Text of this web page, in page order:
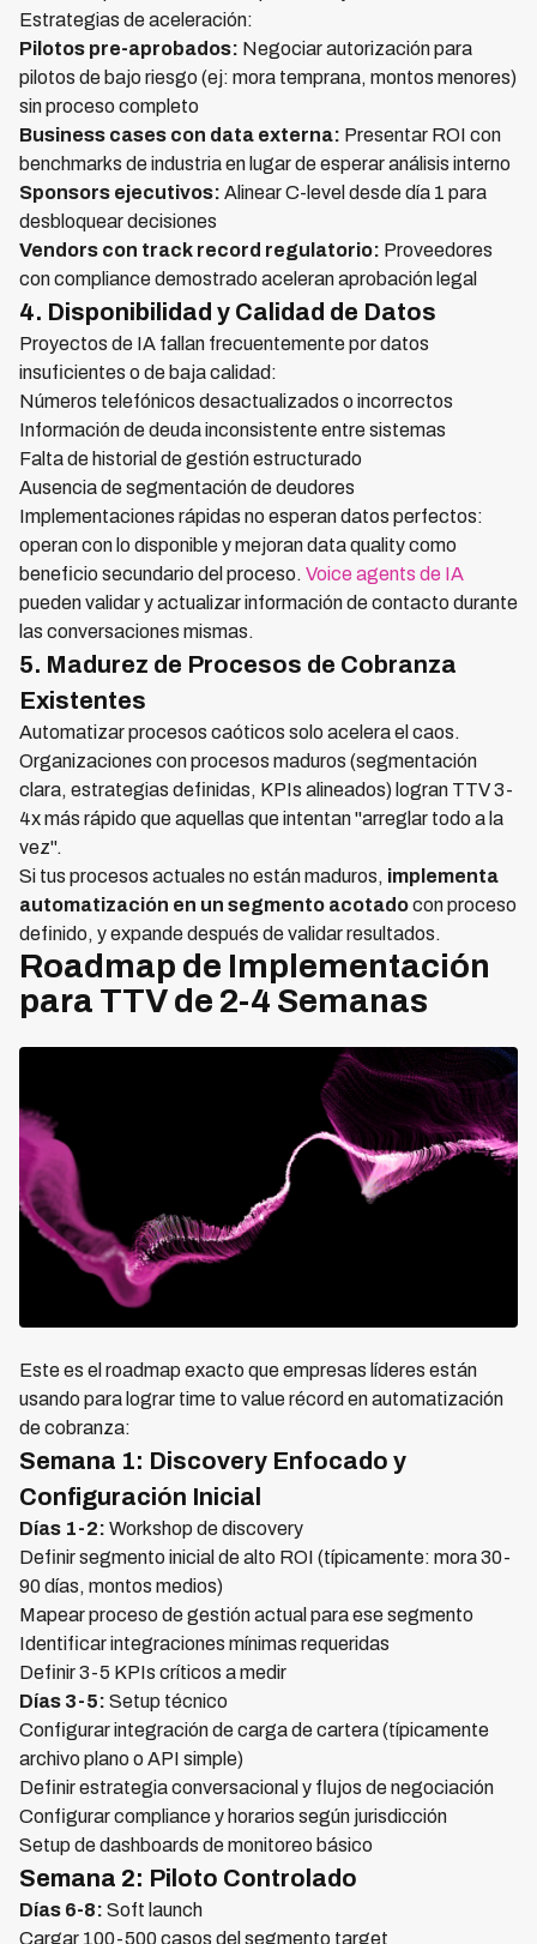
Estrategias de aceleración:
Pilotos pre-aprobados: Negociar autorización para
pilotos de bajo riesgo (ej: mora temprana, montos menores)
sin proceso completo
Business cases con data externa: Presentar ROI con
benchmarks de industria en lugar de esperar análisis interno
Sponsors ejecutivos: Alinear C-level desde día 1 para
desbloquear decisiones
Vendors con track record regulatorio: Proveedores
con compliance demostrado aceleran aprobación legal
4. Disponibilidad y Calidad de Datos
Proyectos de IA fallan frecuentemente por datos
insuficientes o de baja calidad:
Números telefónicos desactualizados o incorrectos
Información de deuda inconsistente entre sistemas
Falta de historial de gestión estructurado
Ausencia de segmentación de deudores
Implementaciones rápidas no esperan datos perfectos:
operan con lo disponible y mejoran data quality como
beneficio secundario del proceso. Voice agents de IA
pueden validar y actualizar información de contacto durante
las conversaciones mismas.
5. Madurez de Procesos de Cobranza
Existentes
Automatizar procesos caóticos solo acelera el caos.
Organizaciones con procesos maduros (segmentación
clara, estrategias definidas, KPIs alineados) logran TTV 3-
4x más rápido que aquellas que intentan "arreglar todo a la
vez".
Si tus procesos actuales no están maduros, implementa
automatización en un segmento acotadocon proceso
definido, y expande después de validar resultados.
Roadmap de Implementación
para TTV de 2-4 Semanas
Este es el roadmap exacto que empresas líderes están
usando para lograr time to value récord en automatización
de cobranza:
Semana 1: Discovery Enfocado y
Configuración Inicial
Días 1-2: Workshop de discovery
Definir segmento inicial de alto ROI (típicamente: mora 30-
90 días, montos medios)
Mapear proceso de gestión actual para ese segmento
Identificar integraciones mínimas requeridas
Definir 3-5 KPIs críticos a medir
Días 3-5: Setup técnico
Configurar integración de carga de cartera (típicamente
archivo plano o API simple)
Definir estrategia conversacional y flujos de negociación
Configurar compliance y horarios según jurisdicción
Setup de dashboards de monitoreo básico
Semana 2: Piloto Controlado
Días 6-8: Soft launch
Cargar 100-500 casos del segmento target